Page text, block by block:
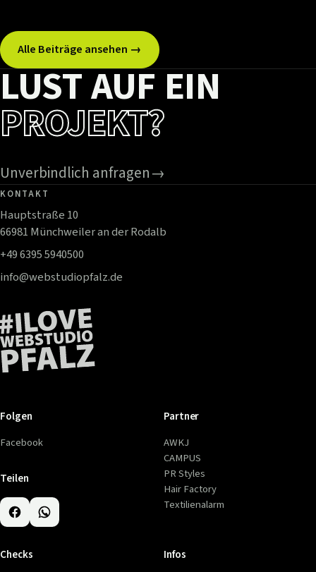
Alle Beiträge ansehen →
LUST AUF EIN
PROJEKT?
Unverbindlich anfragen→
KONTAKT
Hauptstraße 10
66981 Münchweiler an der Rodalb
+49 6395 5940500
info@webstudiopfalz.de
Folgen
Facebook
Teilen
Partner
AWKJ
CAMPUS
PR Styles
Hair Factory
Textilienalarm
Checks Infos